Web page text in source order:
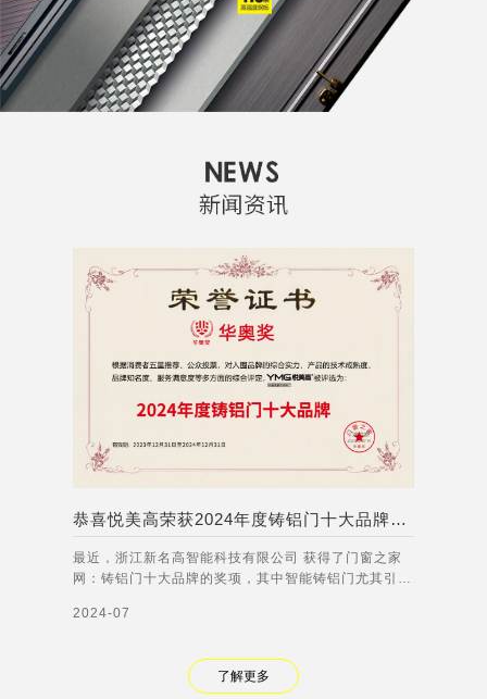
恭喜悦美高荣获2024年度铸铝门十大品牌称号！
最近，浙江新名高智能科技有限公司 获得了门窗之家
网：铸铝门十大品牌的奖项，其中智能铸铝门尤其引人
现人脸识别、语音交互、远程控制等功能。无论是在家
禁管理的安全性和便利性，满足不同客户的需
2024-07
了解更多